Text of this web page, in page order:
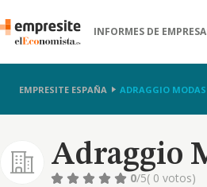
INFORMES DE
EMPRESITE ESPAÑA ADRAGGIO
Adraggio
0/5( 0 votos)